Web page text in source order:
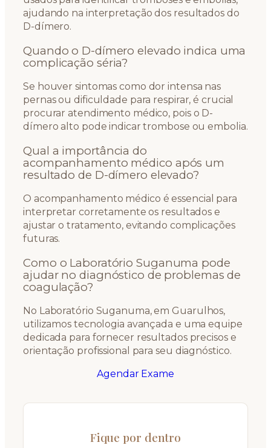
ajudando na interpretação dos resultados do
D-dímero.
Quando o D-dímero elevado indica uma
complicação séria?
Se houver sintomas como dor intensa nas
pernas ou dificuldade para respirar, é crucial
procurar atendimento médico, pois o D-
dímero alto pode indicar trombose ou embolia.
Qual a importância do
acompanhamento médico após um
resultado de D-dímero elevado?
O acompanhamento médico é essencial para
interpretar corretamente os resultados e
ajustar o tratamento, evitando complicações
futuras.
Como o Laboratório Suganuma pode
ajudar no diagnóstico de problemas de
coagulação?
No Laboratório Suganuma, em Guarulhos,
utilizamos tecnologia avançada e uma equipe
dedicada para fornecer resultados precisos e
orientação profissional para seu diagnóstico.
Agendar Exame
Fique por dentro